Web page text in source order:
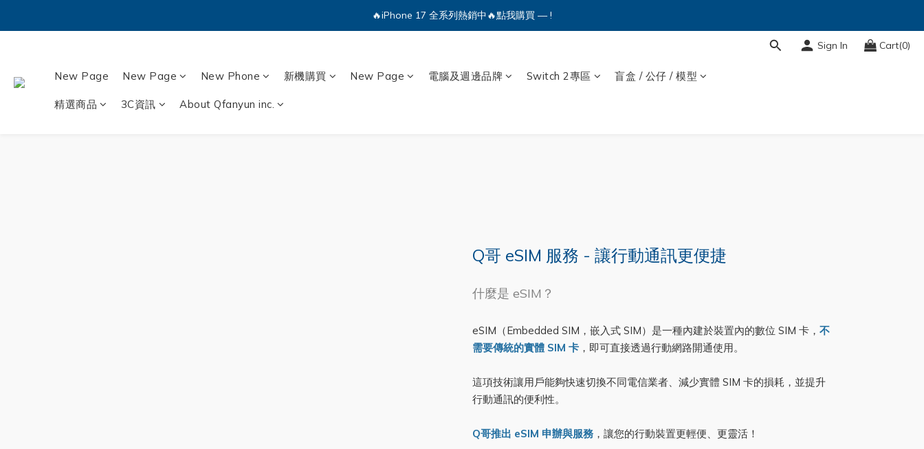
🔥iPhone 17 全系列熱銷中🔥點我購買 — !
🔥iPhone 17 全系列熱銷中🔥點我購買 — !
🔥iPhone 17 全系列熱銷中🔥點我購買 — !
Sign In Cart(0)
New Page New Page New Phone 新機購買 New Page 電腦及週邊品牌 Switch 2專區 盲盒 / 公仔 / 模型
精選商品 3C資訊 About Qfanyun inc.
Q哥 eSIM 服務 - 讓行動通訊更便捷
什麼是 eSIM？
eSIM（Embedded SIM，嵌入式 SIM）是一種內建於裝置內的數位 SIM 卡， 不
需要傳統的實體 SIM 卡 ，即可直接透過行動網路開通使用。
這項技術讓用戶能夠快速切換不同電信業者、減少實體 SIM 卡的損耗，並提升
行動通訊的便利性。
Q哥推出 eSIM 申辦與服務 ，讓您的行動裝置更輕便、更靈活！